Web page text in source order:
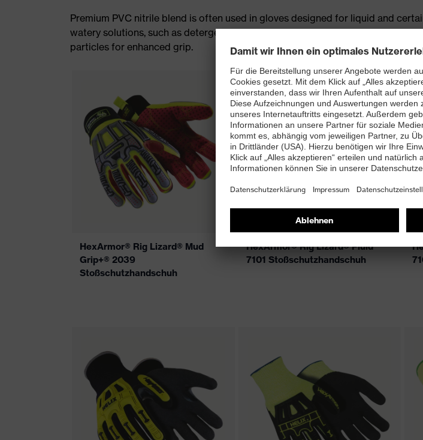
Premium PVC nitrile blend is often used in gloves designed for liquid and
watery solutions, such as detergents or diluted acids. Because PVC is 100%
particles for enhanced grip.
HexArmor® Rig Lizard® Mud
Grip+® 2039
Stoßschutzhandschuh
HexArmor® Rig Lizard® Fluid
7101 Stoßschutzhandschuh